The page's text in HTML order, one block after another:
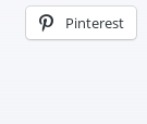
Pinterest